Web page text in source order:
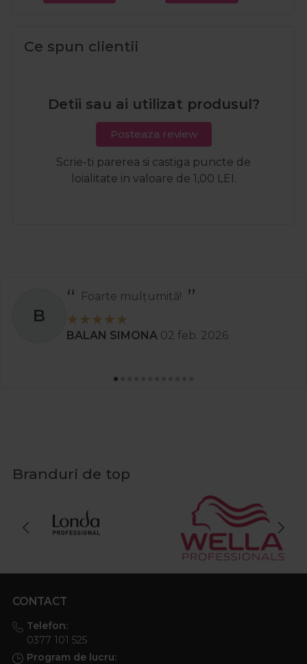
Ce spun clientii
Detii sau ai utilizat produsul?
Posteaza review
Scrie-ti parerea si castiga puncte de
loialitate in valoare de 1,00 LEI.
B
Foarte mulțumită!
BALAN SIMONA 02 feb. 2026
Branduri de top
CONTACT
Telefon:
0377 101 525
Program de lucru: